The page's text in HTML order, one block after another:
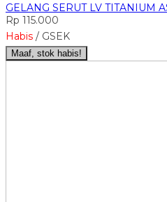
GELANG SERUT LV TITANIUM
Rp 115.000
Habis / GSEK
Maaf, stok habis!